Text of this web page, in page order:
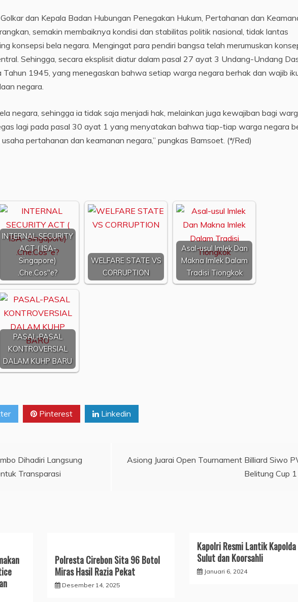
dan Kepala Badan Hubungan Penegakan Hukum, Pertahanan dan
semakin membaiknya kondisi dan stabilitas politik nasional, tidak lantas
konsepsi bela negara. Mengingat para pendiri bangsa telah merumuskan
Sehingga, secara eksplisit diatur dalam pasal 27 ayat 3 Undang-Undang
Tahun 1945, yang menegaskan bahwa setiap warga negara berhak dan wajib
negara.
negara, sehingga ia tidak saja menjadi hak, melainkan juga kewajiban bagi
lagi pada pasal 30 ayat 1 yang menyatakan bahwa tiap-tiap warga negara
pertahanan dan keamanan negara,” pungkas Bamsoet. (*/Red)
INTERNAL SECURITY
ACT ( ISA-
Singapore)
.Che.Cos"e?
WELFARE STATE VS
CORRUPTION
Asal-usul Imlek Dan
Makna Imlek Dalam
Tradisi Tiongkok
PASAL-PASAL
KONTROVERSIAL
DALAM KUHP BARU
Pinterest Linkedin
Dihadiri Langsung
Transparasi
Asiong Juarai Open Tournament Billiard Siwo
Belitung Cup 1
Polresta Cirebon Sita 96 Botol
Miras Hasil Razia Pekat
Desember 14, 2025
Kapolri Resmi Lantik Kapolda
Sulut dan Koorsahli
Januari 6, 2024